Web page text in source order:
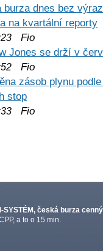
burza dnes bez
na kvartální reporty
Fio
Jones se drží v
Fio
zásob plynu
stop
Fio
SYSTÉM, česká burza
a to o 15 min.